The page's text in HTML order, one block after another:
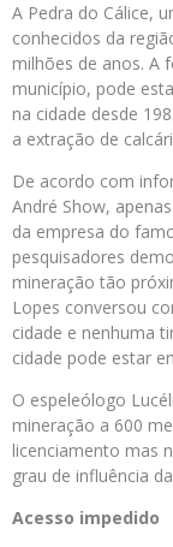
A Pedra do Cálice,
conhecidos da
milhões de anos. A
município, pode
na cidade desde
a extração de
De acordo com
André Show,
da empresa do
pesquisadores
mineração tão
Lopes conversou
cidade e nenhuma
cidade pode estar
O espeleólogo
mineração a 600
licenciamento mas
grau de influência
Acesso impedido